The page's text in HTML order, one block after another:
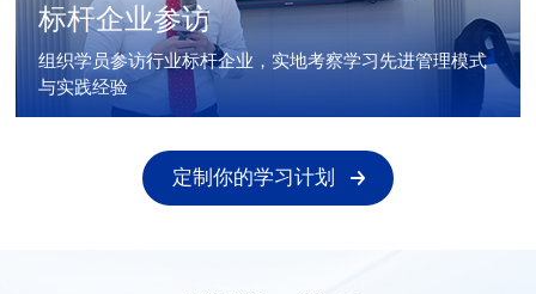
标杆企业参访
组织学员参访行业标杆企业，实地考察学习先进管理模式
与实践经验
定制你的学习计划